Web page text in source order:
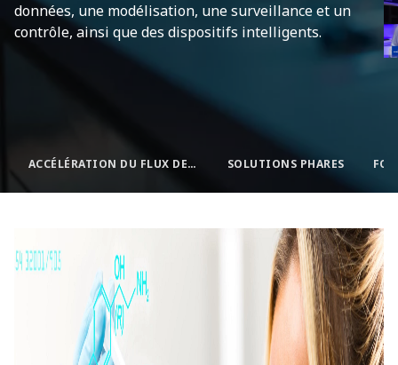
données, une modélisation, une surveillance et un
contrôle, ainsi que des dispositifs intelligents.
ACCÉLÉRATION DU FLUX DE PRODUCTION SOLUTIONS PHARES